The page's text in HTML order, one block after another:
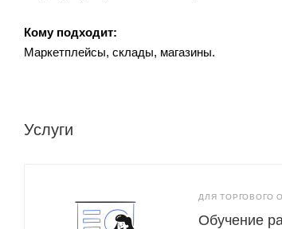
Кому подходит:
Маркетплейсы, склады, магазины.
Услуги
ДЛЯ ТОРГОВОГО
Обучение